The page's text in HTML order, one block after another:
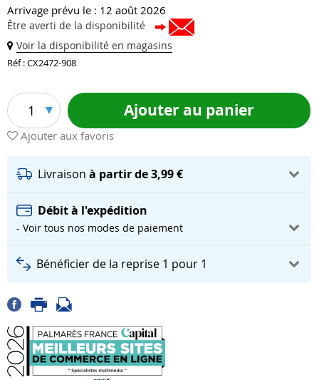
Arrivage prévu le : 12 août 2026
Être averti de la disponibilité
Voir la disponibilité en magasins
Réf : CX2472-908
1 Ajouter au panier
Ajouter aux favoris
Livraison à partir de 3,99 €
Débit à l'expédition
- Voir tous nos modes de paiement
Bénéficier de la reprise 1 pour 1